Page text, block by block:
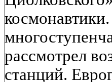
рассмотрел
станций.